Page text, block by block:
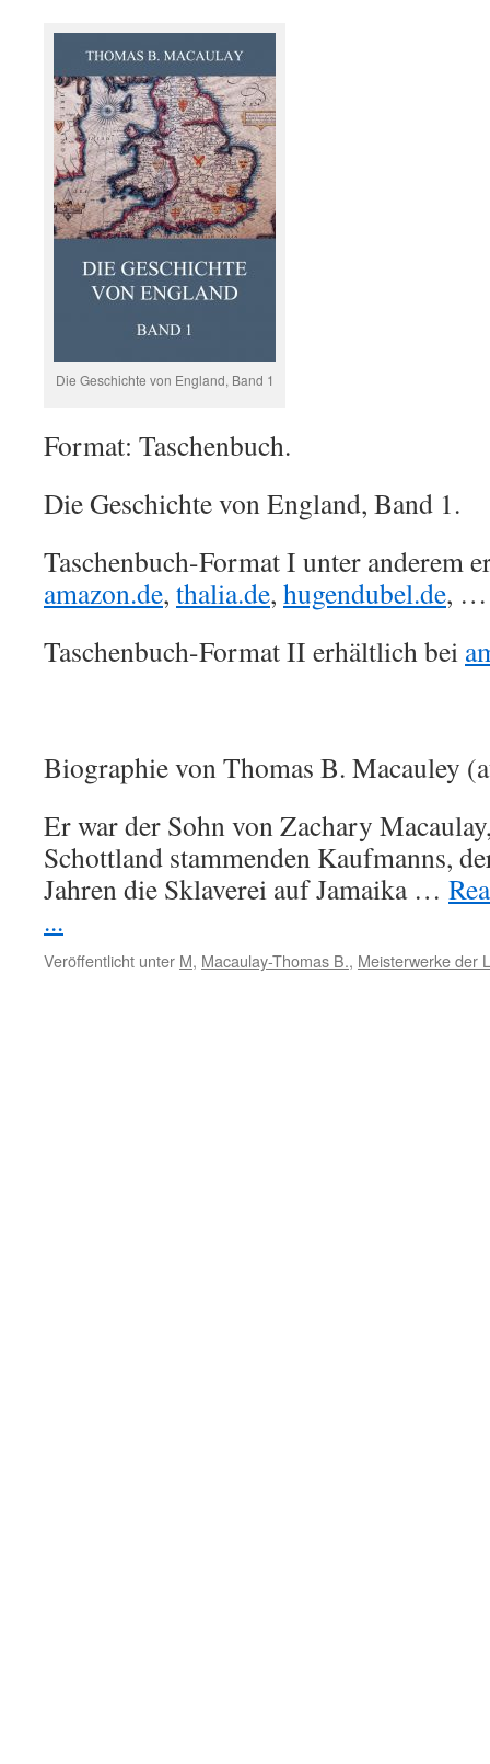
Die Geschichte von England, Band 1
Format: Taschenbuch.
Die Geschichte von England, Band 1.
Taschenbuch-Format I unter anderem
amazon.de, thalia.de, hugendubel.de, …
Taschenbuch-Format II erhältlich bei
Biographie von Thomas B. Macauley
Er war der Sohn von Zachary
Schottland stammenden Kaufmanns,
Jahren die Sklaverei auf Jamaika …
...
Veröffentlicht unter M, Macaulay-Thomas B., Meisterwerke der